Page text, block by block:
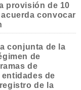
provisión de 10
convocar
conjunta de la
de
de
de
de la